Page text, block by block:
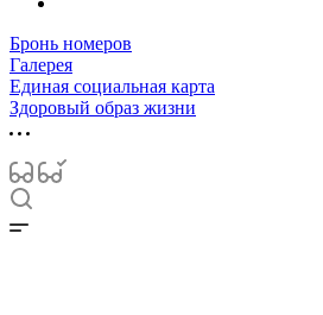
Бронь номеров
Галерея
Единая социальная карта
Здоровый образ жизни